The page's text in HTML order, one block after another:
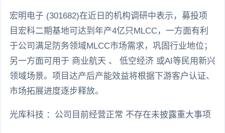
宏明电子 (301682)在近日的机构调研中表示，募投项
目宏科二期基地可达到年产4亿只MLCC，一方面有利
于公司满足防务领域MLCC市场需求，巩固行业地位；
另一方面可用于 商业航天 、 低空经济 或AI等民用新兴
领域场景。项目达产后产能效益将根据下游客户认证、
市场拓展进度逐步释放。
光库科技 ：公司目前经营正常 不存在未披露重大事项